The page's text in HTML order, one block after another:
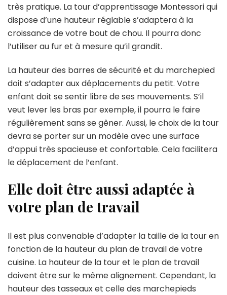
très pratique. La tour d’apprentissage Montessori qui
dispose d’une hauteur réglable s’adaptera à la
croissance de votre bout de chou. Il pourra donc
l’utiliser au fur et à mesure qu’il grandit.
La hauteur des barres de sécurité et du marchepied
doit s’adapter aux déplacements du petit. Votre
enfant doit se sentir libre de ses mouvements. S’il
veut lever les bras par exemple, il pourra le faire
régulièrement sans se gêner. Aussi, le choix de la tour
devra se porter sur un modèle avec une surface
d’appui très spacieuse et confortable. Cela facilitera
le déplacement de l’enfant.
Elle doit être aussi adaptée à
votre plan de travail
Il est plus convenable d’adapter la taille de la tour en
fonction de la hauteur du plan de travail de votre
cuisine. La hauteur de la tour et le plan de travail
doivent être sur le même alignement. Cependant, la
hauteur des tasseaux et celle des marchepieds